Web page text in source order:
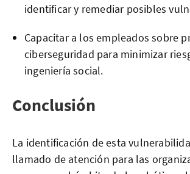
identificar y remediar posibles
Capacitar a los empleados sobre
ciberseguridad para minimizar
ingeniería social.
Conclusión
La identificación de esta
llamado de atención para las